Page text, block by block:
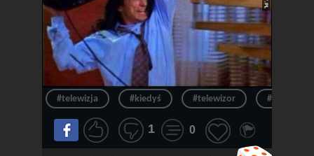
#telewizja #kiedyś #telewizor #ból
1 0